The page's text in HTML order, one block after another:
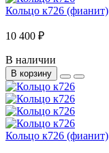
Кольцо к726 (фианит)
10 400 ₽
В наличии
В корзину
Кольцо к726 (фианит)